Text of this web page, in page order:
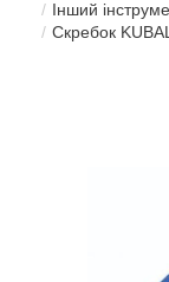
Інший
Скребок